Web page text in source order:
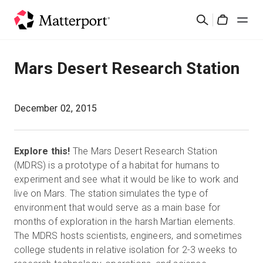
Cerca
Soluzioni
Prezzi
Risorse
Scopri le novità
Contattaci
Mars Desert Research Station
December 02, 2015
Explore this! The Mars Desert Research Station
(MDRS) is a prototype of a habitat for humans to
experiment and see what it would be like to work and
live on Mars. The station simulates the type of
environment that would serve as a main base for
months of exploration in the harsh Martian elements.
The MDRS hosts scientists, engineers, and sometimes
college students in relative isolation for 2-3 weeks to